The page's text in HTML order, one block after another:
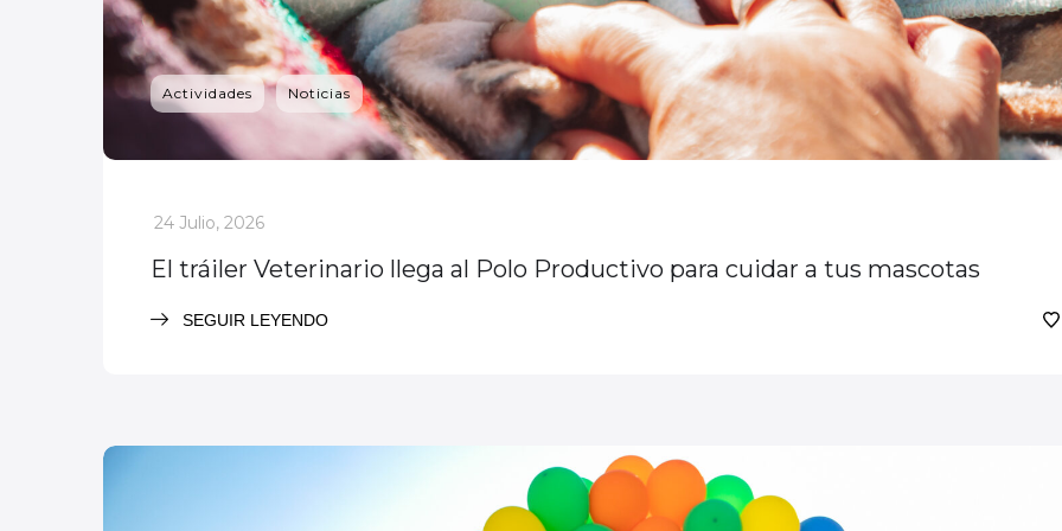
Actividades Noticias
_
24 Julio, 2026
El tráiler Veterinario llega al Polo Productivo para cuidar a tus mascotas
SEGUIR LEYENDO